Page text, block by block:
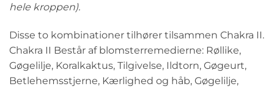
hele kroppen).
Disse to kombinationer tilhører tilsammen Chakra II.
Chakra II Består af blomsterremedierne: Røllike,
Gøgelilje, Koralkaktus, Tilgivelse, Ildtorn, Gøgeurt,
Betlehemsstjerne, Kærlighed og håb, Gøgelilje,